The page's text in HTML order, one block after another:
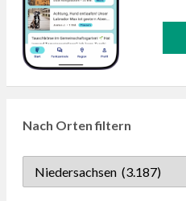
Nach Orten filtern